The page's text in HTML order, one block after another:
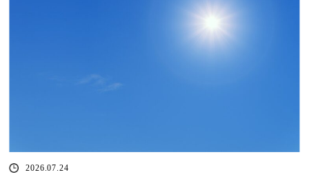
2026.07.24